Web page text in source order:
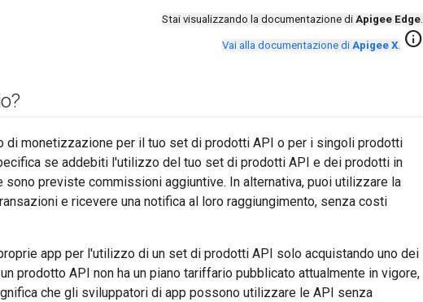
Stai visualizzando la documentazione di Apigee Edge.
Vai alla documentazione di Apigee X. info
di monetizzazione per il tuo set di prodotti API o per i singoli prodotti
se addebiti l'utilizzo del tuo set di prodotti API e dei prodotti in
previste commissioni aggiuntive. In alternativa, puoi utilizzare la
e ricevere una notifica al loro raggiungimento, senza costi
app per l'utilizzo di un set di prodotti API solo acquistando uno dei
prodotto API non ha un piano tariffario pubblicato attualmente in vigore,
che gli sviluppatori di app possono utilizzare le API senza